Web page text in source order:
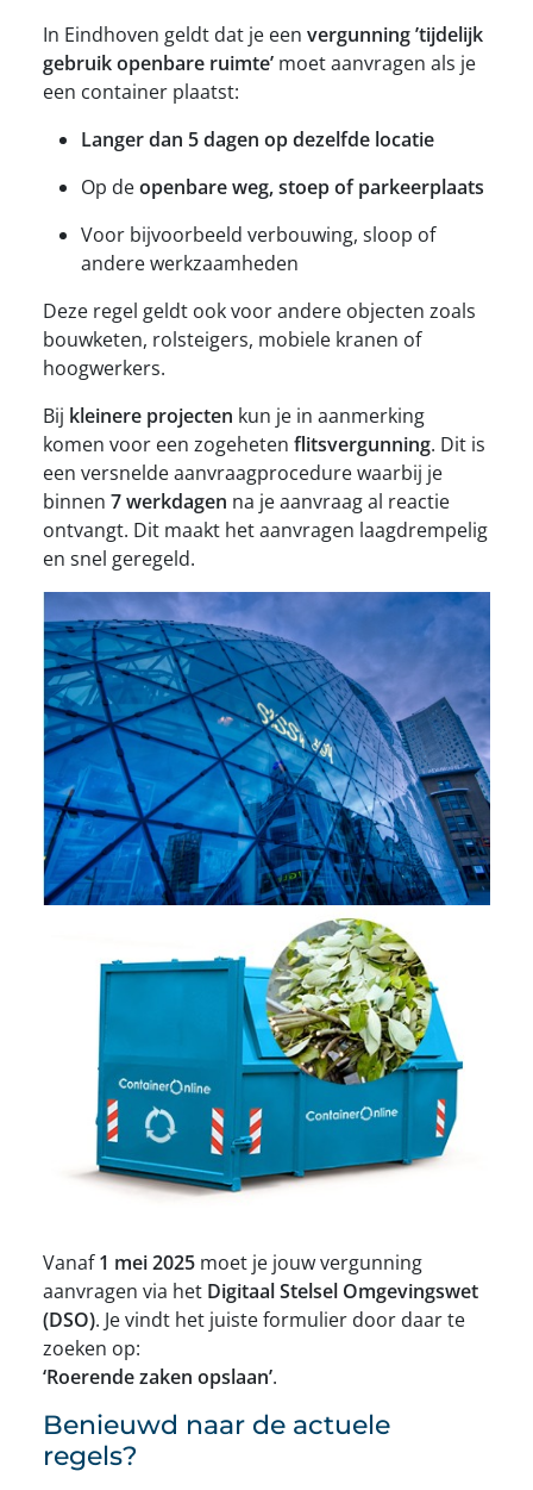
In Eindhoven geldt dat je een vergunning ’tijdelijk
gebruik openbare ruimte’ moet aanvragen als je
een container plaatst:
Langer dan 5 dagen op dezelfde locatie
Op deopenbare weg, stoep of parkeerplaats
Voor bijvoorbeeld verbouwing, sloop of
andere werkzaamheden
Deze regel geldt ook voor andere objecten zoals
bouwketen, rolsteigers, mobiele kranen of
hoogwerkers.
Bij kleinere projecten kun je in aanmerking
komen voor een zogeheten flitsvergunning. Dit is
een versnelde aanvraagprocedure waarbij je
binnen 7 werkdagen na je aanvraag al reactie
ontvangt. Dit maakt het aanvragen laagdrempelig
en snel geregeld.
Vanaf1 mei 2025 moet je jouw vergunning
aanvragen via het Digitaal Stelsel Omgevingswet
(DSO). Je vindt het juiste formulier door daar te
zoeken op:
‘Roerende zaken opslaan’.
Benieuwd naar de actuele
regels?